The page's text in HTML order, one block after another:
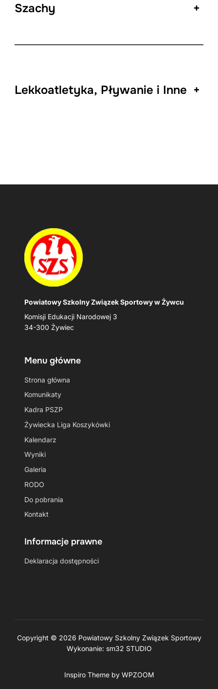
Szachy +
Lekkoatletyka, Pływanie i Inne +
Powiatowy Szkolny Związek Sportowy w Żywcu
Komisji Edukacji Narodowej 3
34-300 Żywiec
Menu główne
Strona główna
Komunikaty
Kadra PSZP
Żywiecka Liga Koszykówki
Kalendarz
Wyniki
Galeria
RODO
Do pobrania
Kontakt
Informacje prawne
Deklaracja dostępności
Copyright © 2026 Powiatowy Szkolny Związek Sportowy
Wykonanie: sm32 STUDIO
Inspiro Themeby WPZOOM